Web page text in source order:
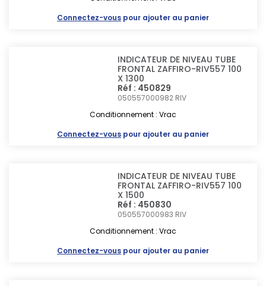
Connectez-vous pour ajouter au panier
INDICATEUR DE NIVEAU TUBE
FRONTAL ZAFFIRO-RIV557 100
X 1300
Réf : 450829
050557000982 RIV
Conditionnement : Vrac
Connectez-vous pour ajouter au panier
INDICATEUR DE NIVEAU TUBE
FRONTAL ZAFFIRO-RIV557 100
X 1500
Réf : 450830
050557000983 RIV
Conditionnement : Vrac
Connectez-vous pour ajouter au panier